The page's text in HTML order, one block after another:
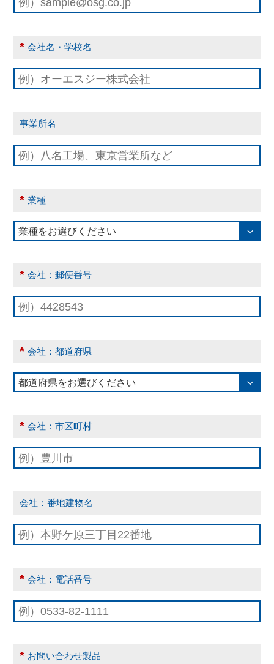
* 会社名・学校名
事業所名
* 業種
* 会社：郵便番号
* 会社：都道府県
* 会社：市区町村
会社：番地建物名
* 会社：電話番号
* お問い合わせ製品